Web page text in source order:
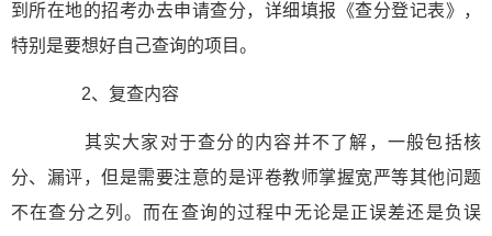
到所在地的招考办去申请查分，详细填报《查分登记表》，
特别是要想好自己查询的项目。
2、复查内容
其实大家对于查分的内容并不了解，一般包括核
分、漏评，但是需要注意的是评卷教师掌握宽严等其他问题
不在查分之列。而在查询的过程中无论是正误差还是负误